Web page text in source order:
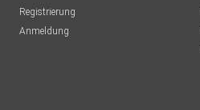
Registrierung
Anmeldung